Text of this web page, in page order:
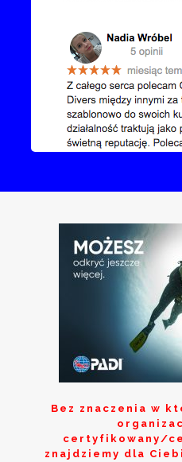
Bez znaczenia w
certyfikowany/
znajdziemy dla